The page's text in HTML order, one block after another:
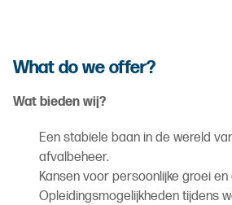
What do we offer?
Wat bieden wij?
Een stabiele baan in de wereld
afvalbeheer.
Kansen voor persoonlijke groei en
Opleidingsmogelijkheden tijdens